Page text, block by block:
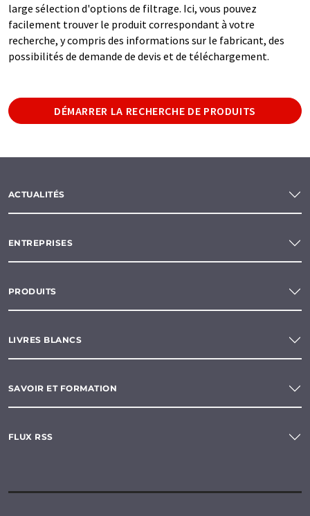
large sélection d'options de filtrage. Ici, vous pouvez
facilement trouver le produit correspondant à votre
recherche, y compris des informations sur le fabricant, des
possibilités de demande de devis et de téléchargement.
DÉMARRER LA RECHERCHE DE PRODUITS
ACTUALITÉS
ENTREPRISES
PRODUITS
LIVRES BLANCS
SAVOIR ET FORMATION
FLUX RSS